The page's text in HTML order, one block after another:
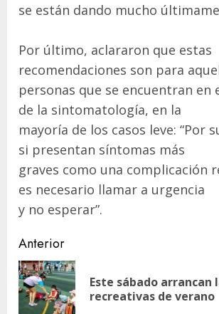
se están dando mucho
Por último, aclararon que estas
recomendaciones son para
personas que se encuentran en
de la sintomatología, en la
mayoría de los casos leve: “Por
si presentan síntomas más
graves como una complicación
es necesario llamar a urgencia
y no esperar”.
Navegación
de
entradas
Anterior
Este sábado arrancan
recreativas de verano